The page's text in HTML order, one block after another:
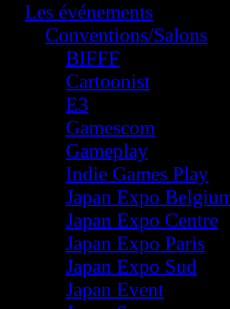
Les événements
Conventions/Salons
BIFFF
Cartoonist
E3
Gamescom
Gameplay
Indie Games Play
Japan Expo
Japan Expo Centre
Japan Expo Paris
Japan Expo Sud
Japan Event